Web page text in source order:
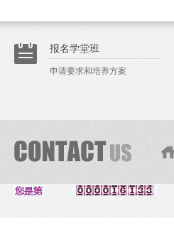
报名学堂班
申请要求和培养方案